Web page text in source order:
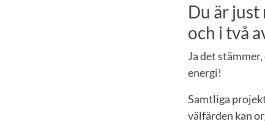
Du är
och i två
Ja det
energi!
Samtliga
välfärden kan